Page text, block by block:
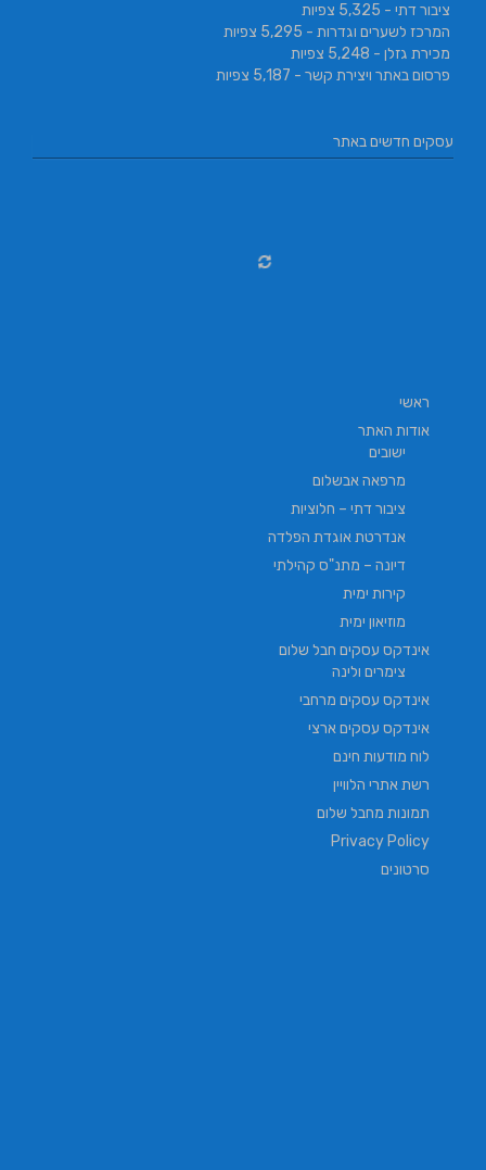
ציבור דתי - 5,325 צפיות
המרכז לשערים וגדרות - 5,295 צפיות
מכירת גזלן - 5,248 צפיות
פרסום באתר ויצירת קשר - 5,187 צפיות
עסקים חדשים באתר
ראשי
אודות האתר
ישובים
מרפאה אבשלום
ציבור דתי – חלוציות
אנדרטת אוגדת הפלדה
דיונה – מתנ"ס קהילתי
קירות ימית
מוזיאון ימית
אינדקס עסקים חבל שלום
צימרים ולינה
אינדקס עסקים מרחבי
אינדקס עסקים ארצי
לוח מודעות חינם
רשת אתרי הלוויין
תמונות מחבל שלום
Privacy Policy
סרטונים